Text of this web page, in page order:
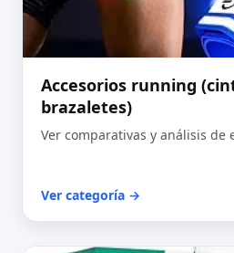
Accesorios running
brazaletes)
Ver comparativas y análisis de
Ver categoría →